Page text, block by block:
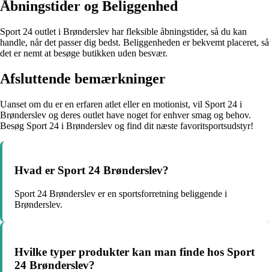
Åbningstider og Beliggenhed
Sport 24 outlet i Brønderslev har fleksible åbningstider, så du kan
handle, når det passer dig bedst. Beliggenheden er bekvemt placeret, så
det er nemt at besøge butikken uden besvær.
Afsluttende bemærkninger
Uanset om du er en erfaren atlet eller en motionist, vil Sport 24 i
Brønderslev og deres outlet have noget for enhver smag og behov.
Besøg Sport 24 i Brønderslev og find dit næste favoritsportsudstyr!
Hvad er Sport 24 Brønderslev?
Sport 24 Brønderslev er en sportsforretning beliggende i
Brønderslev.
Hvilke typer produkter kan man finde hos Sport
24 Brønderslev?